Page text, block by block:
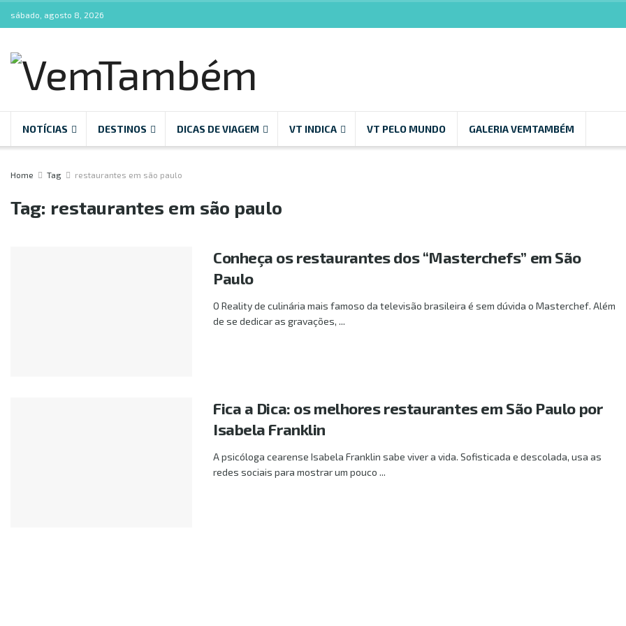
sábado, agosto 8, 2026
NOTÍCIAS DESTINOS DICAS DE VIAGEM VT INDICA VT PELO MUNDO GALERIA VEMTAMBÉM
Home Tag restaurantes em são paulo
Tag: restaurantes em são paulo
Conheça os restaurantes dos “Masterchefs” em São
Paulo
O Reality de culinária mais famoso da televisão brasileira é sem dúvida o Masterchef. Além
de se dedicar as gravações, ...
Fica a Dica: os melhores restaurantes em São Paulo por
Isabela Franklin
A psicóloga cearense Isabela Franklin sabe viver a vida. Sofisticada e descolada, usa as
redes sociais para mostrar um pouco ...